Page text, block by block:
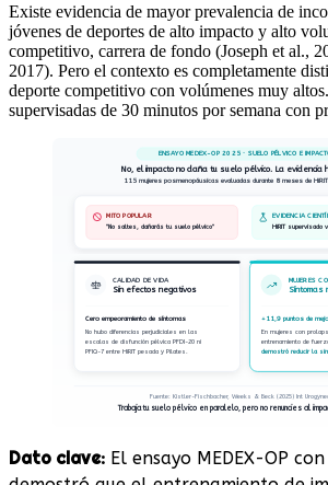
Existe evidencia de mayor prevalencia de
jóvenes de deportes de alto impacto y alto
competitivo, carrera de fondo (Joseph et al.,
2017). Pero el contexto es completamente
deporte competitivo con volúmenes muy
supervisadas de 30 minutos por semana con
ENSAYO MEDEX-OP 2025 · SUELO PÉLVICO E
No, el impacto no daña tu suelo pélvico. La evidencia
115 mujeres posmenopáusicas evaluadas durante 8 meses de
MITO POPULAR
"No saltes, dañarás tu suelo pélvico"
EVIDENCIA
HiRIT supervisado
CALIDAD DE VIDA
Sin efectos negativos
Cero empeoramiento de síntomas
No hubo diferencias perjudiciales en las
escalas de disfunción pélvica PFDI-20 ni
PFIQ-7 entre HiRIT pesada y Pilates.
MUJERES
Síntomas
+11,9 puntos de
En mujeres con
entrenamiento de
demostró reducir la
Fuente: Kistler-Fischbacher, Weeks & Beck (2025) Int
Trabaja tu suelo pélvico en paralelo, pero no renuncies al
Dato clave: El ensayo MEDEX-OP